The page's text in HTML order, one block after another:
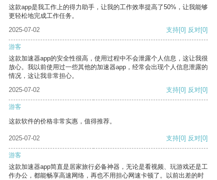
这款app是我工作上的得力助手，让我的工作效率提高了50%，让我能够
更轻松地完成工作任务。
2025-07-02
支持[0] 反对[0]
游客
这款加速器app的安全性很高，使用过程中不会泄露个人信息，这让我很
放心。我以前使用过一些其他的加速器app，经常会出现个人信息泄露的
情况，这让我非常担心。
2025-07-02
支持[0] 反对[0]
游客
这款软件的价格非常实惠，值得推荐。
2025-07-02 支持[0] 反对[0]
游客
这款加速器app简直是居家旅行必备神器，无论是看视频、玩游戏还是工
作办公，都能畅享高速网络，再也不用担心网速卡顿了。以前出差的时